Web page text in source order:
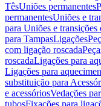
TêsUniões permanentes
permanentesUniões e
para Uniões e transições
para TampasLigações
com ligação roscada
roscadaLigações para
Ligações para
substituição para
e acessóriosVedações
tubosFixações para